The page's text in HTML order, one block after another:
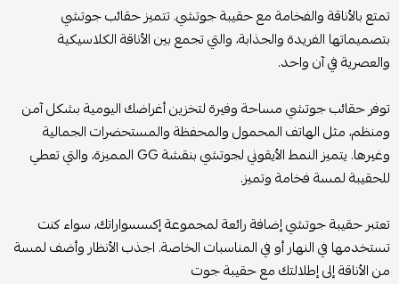
تمتع بالأناقة والفخامة مع حقيبة جوتشي. تتميز حقائب جوتشي
بتصميماتها الفريدة والجذابة، والتي تجمع بين الأناقة الكلاسيكية
والعصرية في آن واحد.
توفر حقائب جوتشي مساحة وفيرة لتخزين أغراضك اليومية بشكل آمن
ومنظم، مثل الهاتف المحمول والمحفظة والمستحضرات الجمالية
وغيرها. يتميز النمط الأيقوني لجوتشي بنقشة GG المميزة، والتي تعطي
للحقيبة لمسة فخامة وتميز.
تعتبر حقيبة جوتشي إضافة رائعة لمجموعة إكسسواراتك، سواء كنت
تستخدمها في النهار أو في المناسبات الخاصة. اجذب الأنظار وأضف لمسة
من الأناقة إلى إطلالتك مع حقيبة جوت